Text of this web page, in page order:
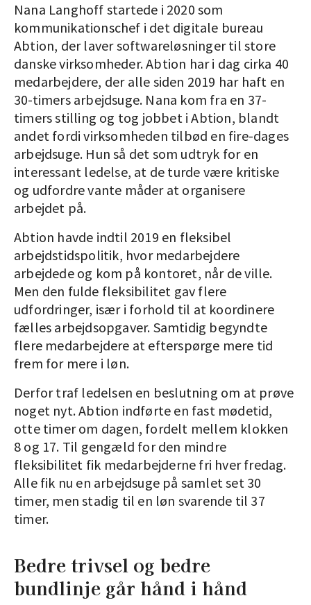
Nana Langhoff startede i 2020 som
kommunikationschef i det digitale bureau
Abtion, der laver softwareløsninger til store
danske virksomheder. Abtion har i dag cirka 40
medarbejdere, der alle siden 2019 har haft en
30-timers arbejdsuge. Nana kom fra en 37-
timers stilling og tog jobbet i Abtion, blandt
andet fordi virksomheden tilbød en fire-dages
arbejdsuge. Hun så det som udtryk for en
interessant ledelse, at de turde være kritiske
og udfordre vante måder at organisere
arbejdet på.
Abtion havde indtil 2019 en fleksibel
arbejdstidspolitik, hvor medarbejdere
arbejdede og kom på kontoret, når de ville.
Men den fulde fleksibilitet gav flere
udfordringer, især i forhold til at koordinere
fælles arbejdsopgaver. Samtidig begyndte
flere medarbejdere at efterspørge mere tid
frem for mere i løn.
Derfor traf ledelsen en beslutning om at prøve
noget nyt. Abtion indførte en fast mødetid,
otte timer om dagen, fordelt mellem klokken
8 og 17. Til gengæld for den mindre
fleksibilitet fik medarbejderne fri hver fredag.
Alle fik nu en arbejdsuge på samlet set 30
timer, men stadig til en løn svarende til 37
timer.
Bedre trivsel og bedre
bundlinje går hånd i hånd